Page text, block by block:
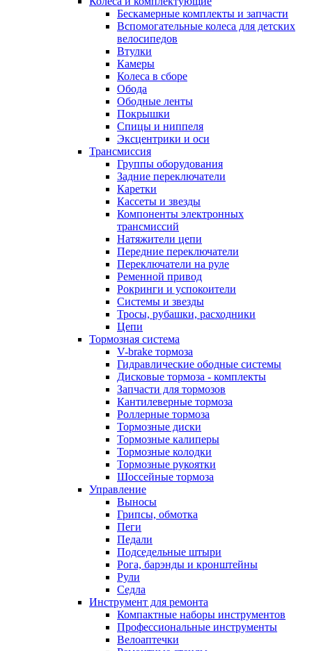
Бескамерные комплекты и запчасти
Вспомогательные колеса для детских
велосипедов
Втулки
Камеры
Колеса в сборе
Обода
Ободные ленты
Покрышки
Спицы и ниппеля
Эксцентрики и оси
Трансмиссия
Группы оборудования
Задние переключатели
Каретки
Кассеты и звезды
Компоненты электронных
трансмиссий
Натяжители цепи
Передние переключатели
Переключатели на руле
Ременной привод
Рокринги и успокоители
Системы и звезды
Тросы, рубашки, расходники
Цепи
Тормозная система
V-brake тормоза
Гидравлические ободные системы
Дисковые тормоза - комплекты
Запчасти для тормозов
Кантилеверные тормоза
Роллерные тормоза
Тормозные диски
Тормозные калиперы
Тормозные колодки
Тормозные рукоятки
Шоссейные тормоза
Управление
Выносы
Грипсы, обмотка
Пеги
Педали
Подседельные штыри
Рога, барэнды и кронштейны
Рули
Седла
Инструмент для ремонта
Компактные наборы инструментов
Профессиональные инструменты
Велоаптечки